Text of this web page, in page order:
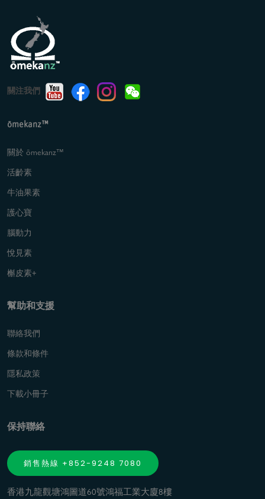
關注我們
ōmekanz™
關於 ōmekanz™
活齡素
牛油果素
護心寶
腦動力
悅見素
槲皮素+
幫助和支援
聯絡我們
條款和條件
隱私政策
下載小冊子
保持聯絡
銷售熱線 +852-9248 7080
香港九龍觀塘鴻圖道60號鴻福工業大廈8樓